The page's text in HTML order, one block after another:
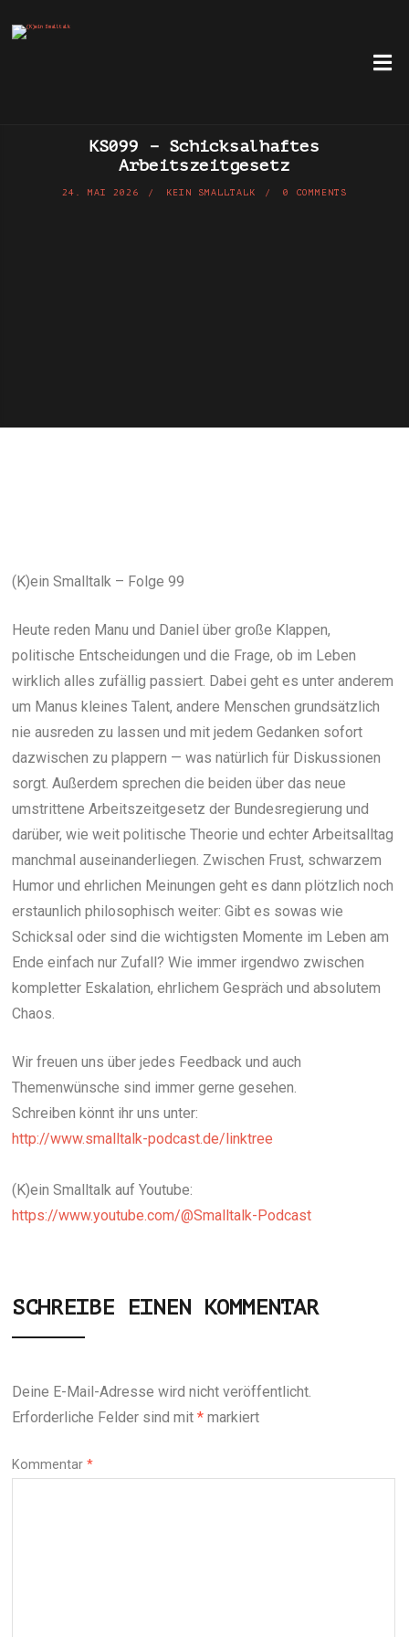
KS099 – Schicksalhaftes
Arbeitszeitgesetz
24. MAI 2026 KEIN SMALLTALK 0 COMMENTS
(K)ein Smalltalk – Folge 99
Heute reden Manu und Daniel über große Klappen,
politische Entscheidungen und die Frage, ob im Leben
wirklich alles zufällig passiert. Dabei geht es unter anderem
um Manus kleines Talent, andere Menschen grundsätzlich
nie ausreden zu lassen und mit jedem Gedanken sofort
dazwischen zu plappern — was natürlich für Diskussionen
sorgt. Außerdem sprechen die beiden über das neue
umstrittene Arbeitszeitgesetz der Bundesregierung und
darüber, wie weit politische Theorie und echter Arbeitsalltag
manchmal auseinanderliegen. Zwischen Frust, schwarzem
Humor und ehrlichen Meinungen geht es dann plötzlich noch
erstaunlich philosophisch weiter: Gibt es sowas wie
Schicksal oder sind die wichtigsten Momente im Leben am
Ende einfach nur Zufall? Wie immer irgendwo zwischen
kompletter Eskalation, ehrlichem Gespräch und absolutem
Chaos.
Wir freuen uns über jedes Feedback und auch
Themenwünsche sind immer gerne gesehen.
Schreiben könnt ihr uns unter:
http://www.smalltalk-podcast.de/linktree
(K)ein Smalltalk auf Youtube:
https://www.youtube.com/@Smalltalk-Podcast
SCHREIBE EINEN KOMMENTAR
Deine E-Mail-Adresse wird nicht veröffentlicht.
Erforderliche Felder sind mit* markiert
Kommentar*